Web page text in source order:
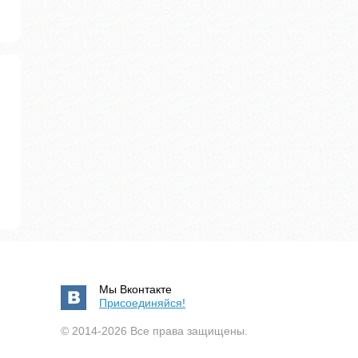
Мы Вконтакте
Присоединяйся!
© 2014-2026 Все права защищены.